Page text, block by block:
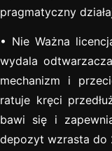
pragmatyczny
• Nie Ważna
wydala
mechanizm i
ratuje kręci
bawi się i
depozyt wzrasta do